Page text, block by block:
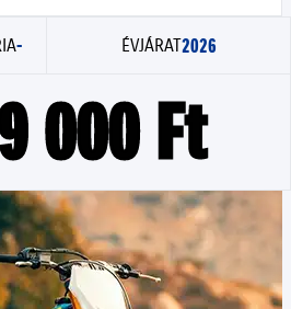
- ÉVJÁRAT2026
000 Ft